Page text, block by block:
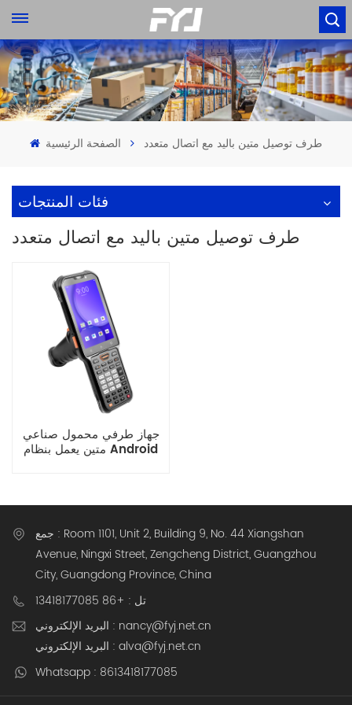
الصفحة الرئيسية طرف توصيل متين باليد مع اتصال متعدد
فئات المنتجات
طرف توصيل متين باليد مع اتصال متعدد
جهاز طرفي محمول صناعي
متين يعمل بنظام Android
جمع : Room 1101, Unit 2, Building 9, No. 44 Xiangshan
Avenue, Ningxi Street, Zengcheng District, Guangzhou
City, Guangdong Province, China
تل : +86 13418177085
البريد الإلكتروني : nancy@fyj.net.cn
البريد الإلكتروني : alva@fyj.net.cn
Whatsapp : 8613418177085